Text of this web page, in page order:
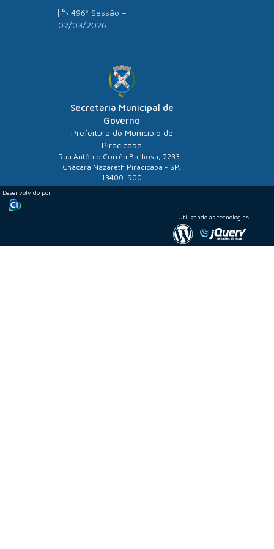
› 496ª Sessão –
02/03/2026
Secretaria Municipal de
Governo
Prefeitura do Município de
Piracicaba
Rua Antônio Corrêa Barbosa, 2233 -
Chácara Nazareth Piracicaba - SP,
13400-900
Desenvolvido por
Utilizando as tecnologias